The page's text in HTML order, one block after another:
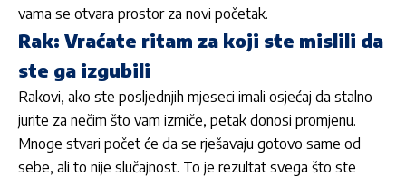
vama se otvara prostor za novi početak.
Rak: Vraćate ritam za koji ste mislili da
ste ga izgubili
Rakovi, ako ste posljednjih mjeseci imali osjećaj da stalno
jurite za nečim što vam izmiče, petak donosi promjenu.
Mnoge stvari počet će da se rješavaju gotovo same od
sebe, ali to nije slučajnost. To je rezultat svega što ste